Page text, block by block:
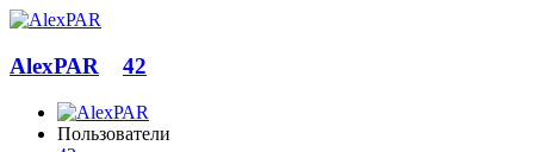
AlexРАR 42
Пользователи